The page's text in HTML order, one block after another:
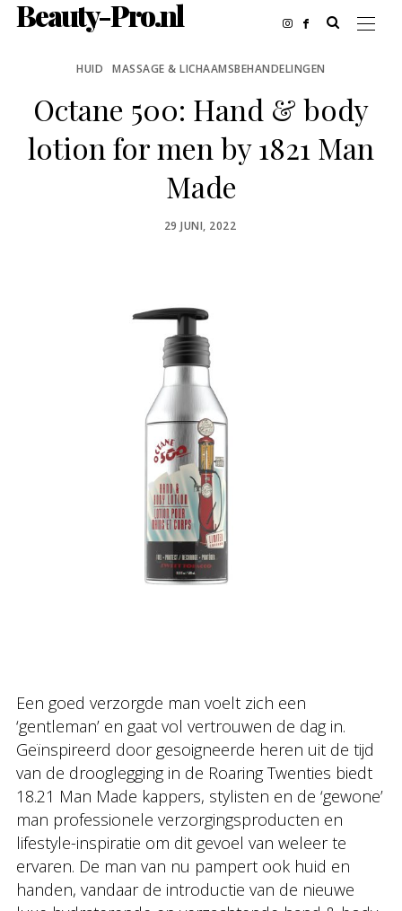
Beauty-Pro.nl
HUID MASSAGE & LICHAAMSBEHANDELINGEN
Octane 500: Hand & body
lotion for men by 1821 Man
Made
POSTED
29 JUNI, 2022
Een goed verzorgde man voelt zich een
‘gentleman’ en gaat vol vertrouwen de dag in.
Geïnspireerd door gesoigneerde heren uit de tijd
van de drooglegging in de Roaring Twenties biedt
18.21 Man Made kappers, stylisten en de ‘gewone’
man professionele verzorgingsproducten en
lifestyle-inspiratie om dit gevoel van weleer te
ervaren. De man van nu pampert ook huid en
handen, vandaar de introductie van de nieuwe